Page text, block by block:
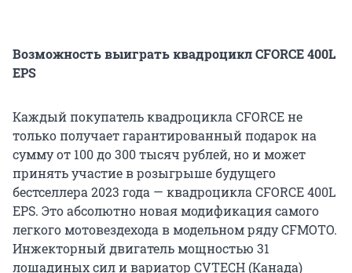
Возможность выиграть квадроцикл CFORCE 400L
EPS
Каждый покупатель квадроцикла CFORCE не
только получает гарантированный подарок на
сумму от 100 до 300 тысяч рублей, но и может
принять участие в розыгрыше будущего
бестселлера 2023 года — квадроцикла CFORCE 400L
EPS. Это абсолютно новая модификация самого
легкого мотовездехода в модельном ряду CFMOTO.
Инжекторный двигатель мощностью 31
лошадиных сил и вариатор CVTECH (Канада)